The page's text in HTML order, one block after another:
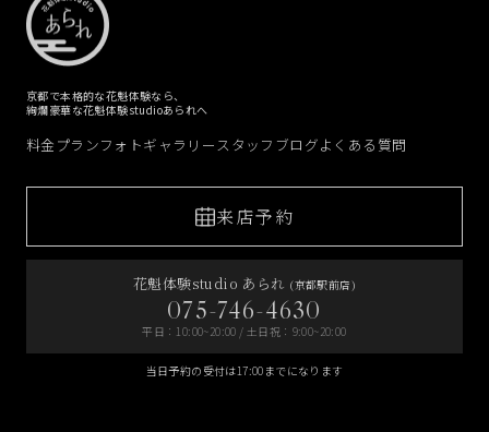
京都で本格的な花魁体験なら、
絢爛豪華な花魁体験studioあられへ
料金プランフォトギャラリースタッフブログよくある質問
来店予約
花魁体験studio あられ (京都駅前店)
075-746-4630
平日：10:00~20:00 / 土日祝：9:00~20:00
当日予約の受付は17:00までになります